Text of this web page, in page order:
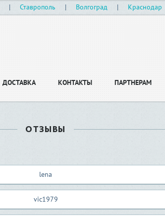
| Ставрополь | Волгоград | Краснодар
ДОСТАВКА КОНТАКТЫ ПАРТНЕРАМ
ОТЗЫВЫ
lena
vic1979